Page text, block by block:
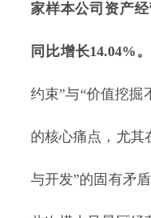
家样本公司资产经
同比增长14.04%
约束”与“价值挖掘
的核心痛点，尤其
与开发”的固有矛